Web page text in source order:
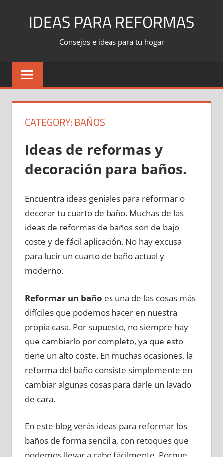
IDEAS PARA REFORMAS
Consejos e ideas para tu hogar
CATEGORY:BAÑOS
Ideas de reformas y
decoración para baños.
Encuentra ideas geniales para reformar o
decorar tu cuarto de baño. Muchas de las
ideas de reformas de baños son de bajo
coste y de fácil aplicación. No hay excusa
para lucir un cuarto de baño actual y
moderno.
Reformar un baño es una de las cosas más
difíciles que podemos hacer en nuestra
propia casa. Por supuesto, no siempre hay
que cambiarlo por completo, ya que esto
tiene un alto coste. En muchas ocasiones, la
reforma del baño consiste simplemente en
cambiar algunas cosas para darle un lavado
de cara.
En este blog verás ideas para reformar los
baños de forma sencilla, con retoques que